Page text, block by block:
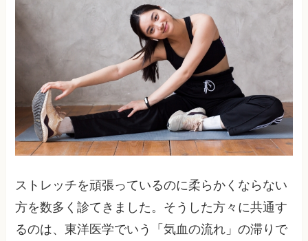
ストレッチを頑張っているのに柔らかくならない
方を数多く診てきました。そうした方々に共通す
るのは、東洋医学でいう「気血の流れ」の滞りで